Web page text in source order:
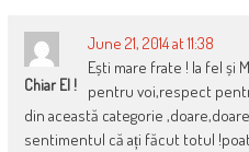
Chiar El !
June 21, 2014 at 11:38
Ești mare frate ! la fel și
pentru voi,respect
din această categorie
sentimentul că ați făcut totul